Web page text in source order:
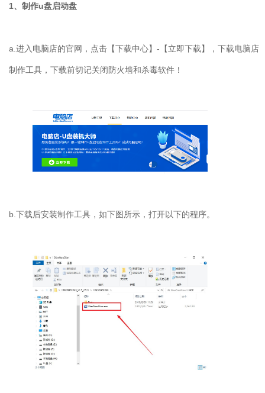
1、制作u盘启动盘
a. 进入电脑店的官网，点击【下载中心】 - 【立即下载】，下载电脑店
制作工具，下载前切记关闭防火墙和杀毒软件！
b. 下载后安装制作工具，如下图所示，打开以下的程序。